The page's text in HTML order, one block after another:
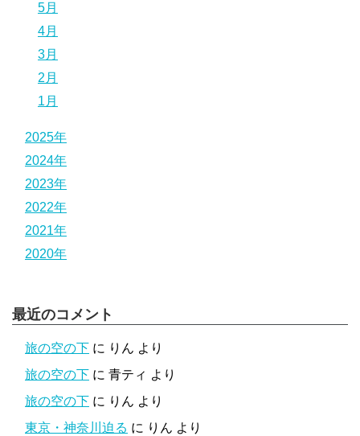
5月
4月
3月
2月
1月
2025年
2024年
2023年
2022年
2021年
2020年
最近のコメント
旅の空の下 に りん より
旅の空の下 に 青ティ より
旅の空の下 に りん より
東京・神奈川迫る に りん より